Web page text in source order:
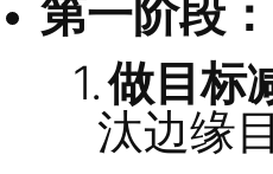
协同语
系统搭